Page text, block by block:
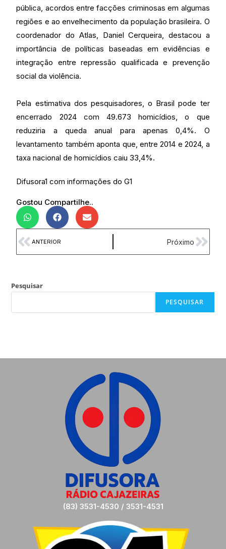
pública, acordos entre facções criminosas em algumas
regiões e ao envelhecimento da população brasileira. O
coordenador do Atlas, Daniel Cerqueira, destacou a
importância de políticas baseadas em evidências e
integração entre repressão qualificada e prevenção
social da violência.
Pela estimativa dos pesquisadores, o Brasil pode ter
encerrado 2024 com 49.673 homicídios, o que
reduziria a queda anual para apenas 0,4%. O
levantamento também aponta que, entre 2014 e 2024, a
taxa nacional de homicídios caiu 33,4%.
Difusora1 com informações do G1
Gostou Compartilhe..
ANTERIOR Próximo
Pesquisar
PESQUISAR
(83) 3531-4530 / 3531-4531